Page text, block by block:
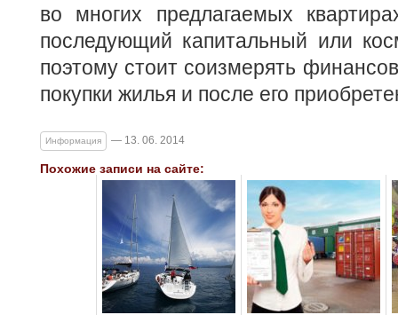
во многих предлагаемых
последующий капитальный или
поэтому стоит соизмерять
покупки жилья и после его
Информация — 13. 06. 2014
Похожие записи на сайте: